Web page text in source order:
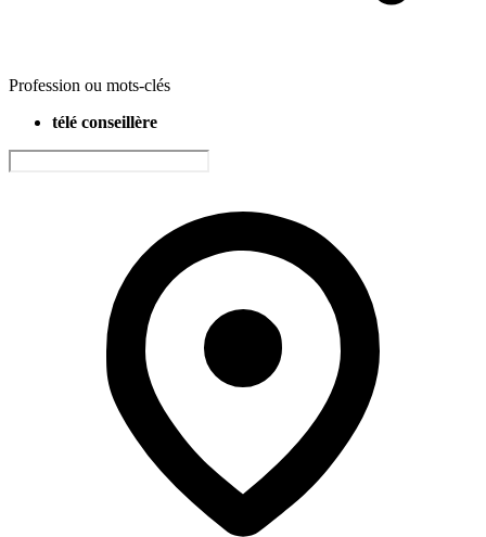
Profession ou mots-clés
télé conseillère